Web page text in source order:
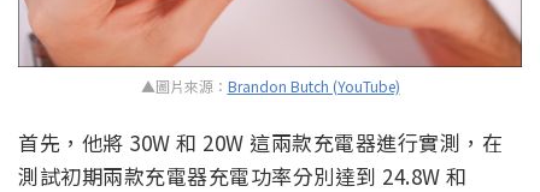
▲圖片來源： Brandon Butch (YouTube)
首先，他將 30W 和 20W 這兩款充電器進行實測，在
測試初期兩款充電器充電功率分別達到 24.8W 和